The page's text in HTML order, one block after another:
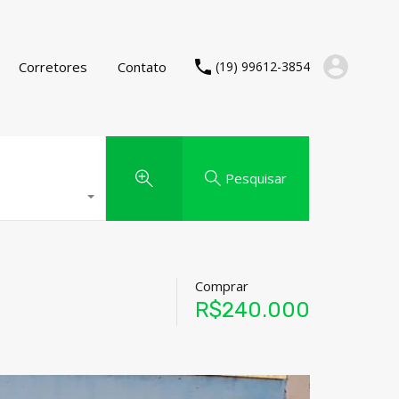
Corretores Contato (19) 99612-3854
Pesquisar
Comprar
R$240.000